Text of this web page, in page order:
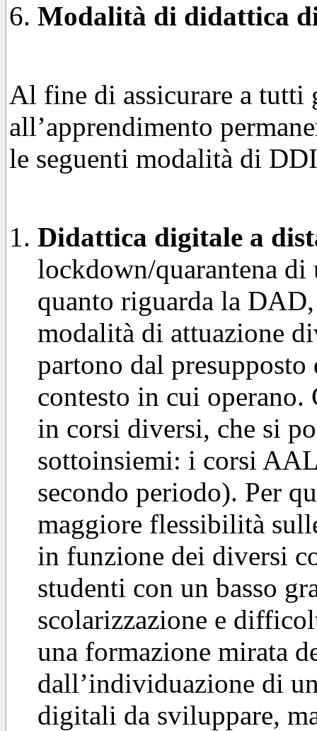
Modalità di didattica
Al fine di assicurare a
all’apprendimento
le seguenti modalità di
Didattica digitale a
lockdown/quarantena di
quanto riguarda la
modalità di attuazione
partono dal
contesto in cui
in corsi diversi, che si
sottoinsiemi: i corsi
secondo periodo). Per
maggiore flessibilità
in funzione dei diversi
studenti con un basso
scolarizzazione e
una formazione mirata
dall’individuazione di
digitali da sviluppare,